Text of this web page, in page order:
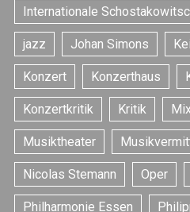
Internationale
jazz Johan Simons
Konzert Konzerthaus
Konzertkritik Kritik
Musiktheater
Nicolas Stemann Oper
Philharmonie Essen